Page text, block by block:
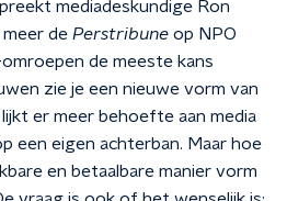
mediadeskundige Ron
de Perstribune op NPO
omroepen de meeste kans
zie je een nieuwe vorm van
er meer behoefte aan media
een eigen achterban. Maar hoe
en betaalbare manier vorm